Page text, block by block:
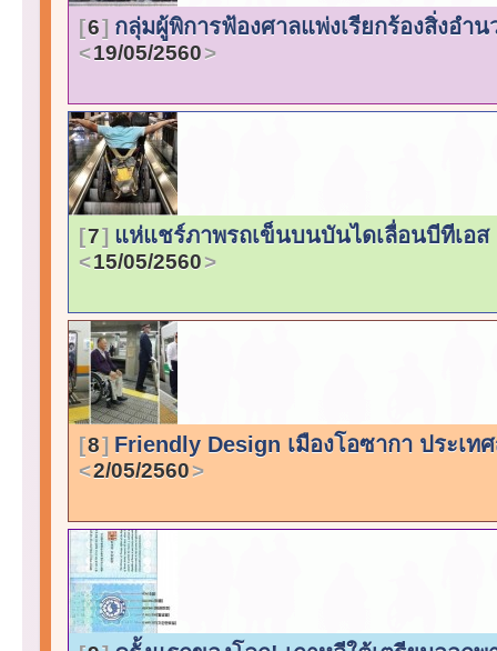
6 กลุ่มผู้พิการฟ้องศาลแพ่งเรียกร้องสิ่งอ
19/05/2560
7 แห่แชร์ภาพรถเข็นบนบันไดเลื่อนบีทีเอ
15/05/2560
8 Friendly Design เมืองโอซากา ประเ
2/05/2560